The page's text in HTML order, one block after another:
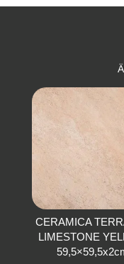
CERAMICA
LIMESTONE